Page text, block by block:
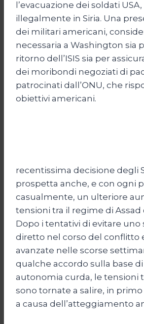
l’evacuazione dei soldati
illegalmente in Siria. Una
dei militari americani,
necessaria a Washington sia
ritorno dell’ISIS sia per
dei moribondi negoziati di
patrocinati dall’ONU, che
obiettivi americani.
recentissima decisione degli
prospetta anche, e con ogni
casualmente, un ulteriore
tensioni tra il regime di Assad
Dopo i tentativi di evitare uno
diretto nel corso del conflitto
avanzate nelle scorse
qualche accordo sulla base
autonomia curda, le tensioni
sono tornate a salire, in
a causa dell’atteggiamento